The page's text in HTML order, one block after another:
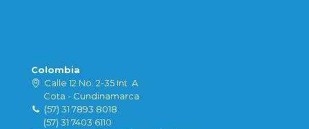
Colombia
Calle 12 No. 2-35 Int. A
Cota - Cundinamarca
(57) 31 7893 8018
(57) 31 7403 6110